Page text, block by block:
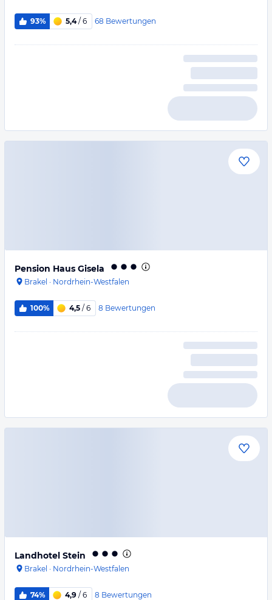
93% 5,4/ 6 68 Bewertungen
Pension Haus Gisela
Brakel · Nordrhein-Westfalen
100% 4,5 / 6 8 Bewertungen
Landhotel Stein
Brakel · Nordrhein-Westfalen
74% 4,9 / 6 8 Bewertungen